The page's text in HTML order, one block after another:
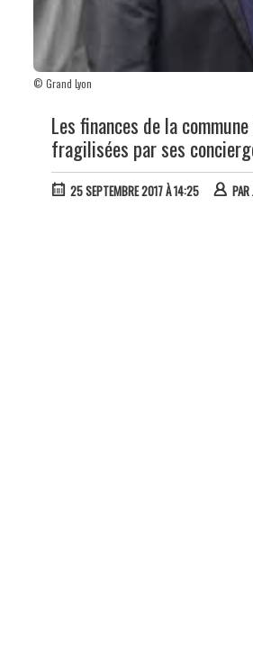
© Grand Lyon
Les finances de la
fragilisées par ses
25 SEPTEMBRE 2017 À 14:25 PAR